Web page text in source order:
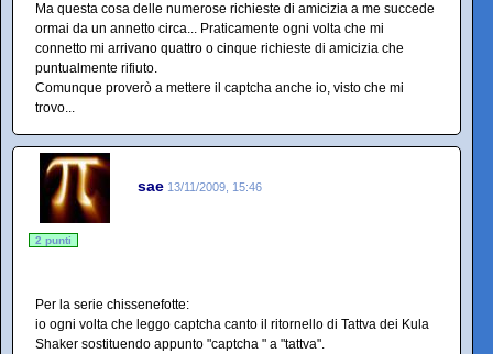
Ma questa cosa delle numerose richieste di amicizia a me succede
ormai da un annetto circa... Praticamente ogni volta che mi
connetto mi arrivano quattro o cinque richieste di amicizia che
puntualmente rifiuto.
Comunque proverò a mettere il captcha anche io, visto che mi
trovo...
sae 13/11/2009, 15:46
2 punti
Per la serie chissenefotte:
io ogni volta che leggo captcha canto il ritornello di Tattva dei Kula
Shaker sostituendo appunto "captcha " a "tattva".